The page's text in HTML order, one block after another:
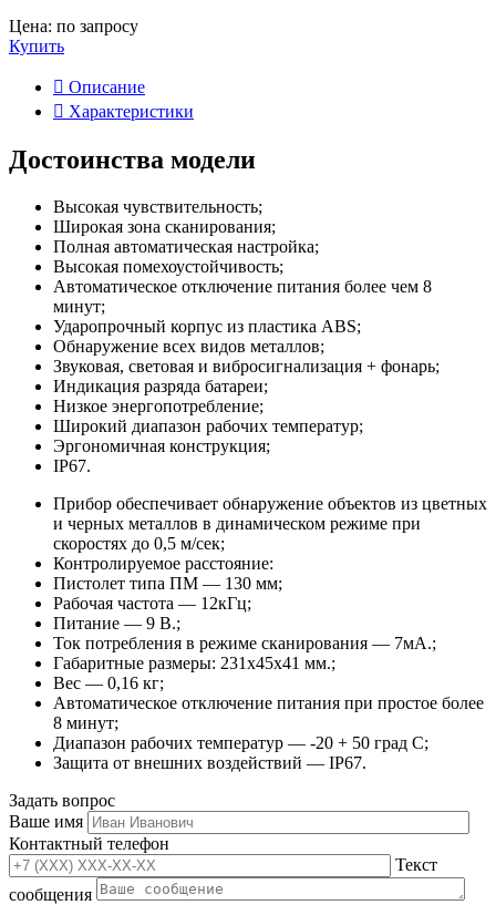
Цена: по запросу
Купить
Описание
Характеристики
Достоинства модели
Высокая чувствительность;
Широкая зона сканирования;
Полная автоматическая настройка;
Высокая помехоустойчивость;
Автоматическое отключение питания более чем 8
минут;
Ударопрочный корпус из пластика ABS;
Обнаружение всех видов металлов;
Звуковая, световая и вибросигнализация + фонарь;
Индикация разряда батареи;
Низкое энергопотребление;
Широкий диапазон рабочих температур;
Эргономичная конструкция;
IP67.
Прибор обеспечивает обнаружение объектов из цветных
и черных металлов в динамическом режиме при
скоростях до 0,5 м/cек;
Контролируемое расстояние:
Пистолет типа ПМ — 130 мм;
Рабочая частота — 12кГц;
Питание — 9 В.;
Ток потребления в режиме сканирования — 7мА.;
Габаритные размеры: 231х45х41 мм.;
Вес — 0,16 кг;
Автоматическое отключение питания при простое более
8 минут;
Диапазон рабочих температур — -20 + 50 град С;
Защита от внешних воздействий — IP67.
Задать вопрос
Ваше имя
Контактный телефон
Текст
сообщения